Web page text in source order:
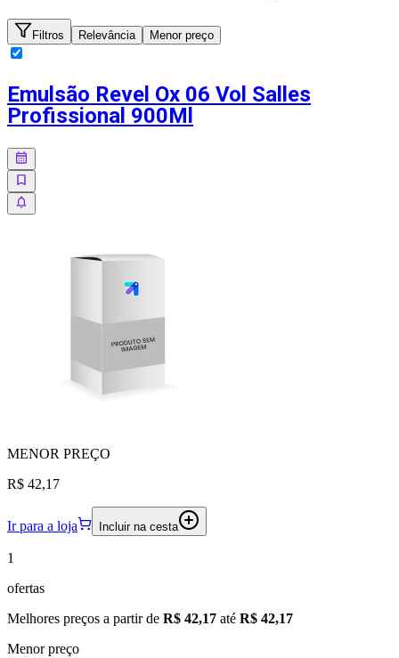
Filtros Relevância Menor preço
Emulsão Revel Ox 06 Vol Salles
Profissional 900Ml
MENOR PREÇO
R$ 42,17
Ir para a loja Incluir na cesta
1
ofertas
Melhores preços a partir de R$ 42,17 até R$ 42,17
Menor preço